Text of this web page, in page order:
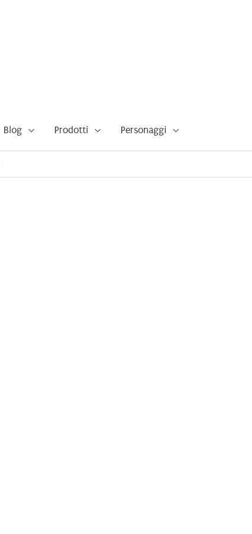
Blog Prodotti Personaggi